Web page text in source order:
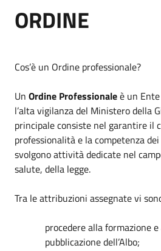
PROFESSIONE
AGGIORNAMENTO PROFESSIONALE
ORDINE
Cos’è un Ordine professionale?
Un Ordine Professionaleè un
l’alta vigilanza del Ministero della
principale consiste nel garantire il
professionalità e la competenza
svolgono attività dedicate nel
salute, della legge.
Tra le attribuzioni assegnate vi
procedere alla formazione
pubblicazione dell’Albo;